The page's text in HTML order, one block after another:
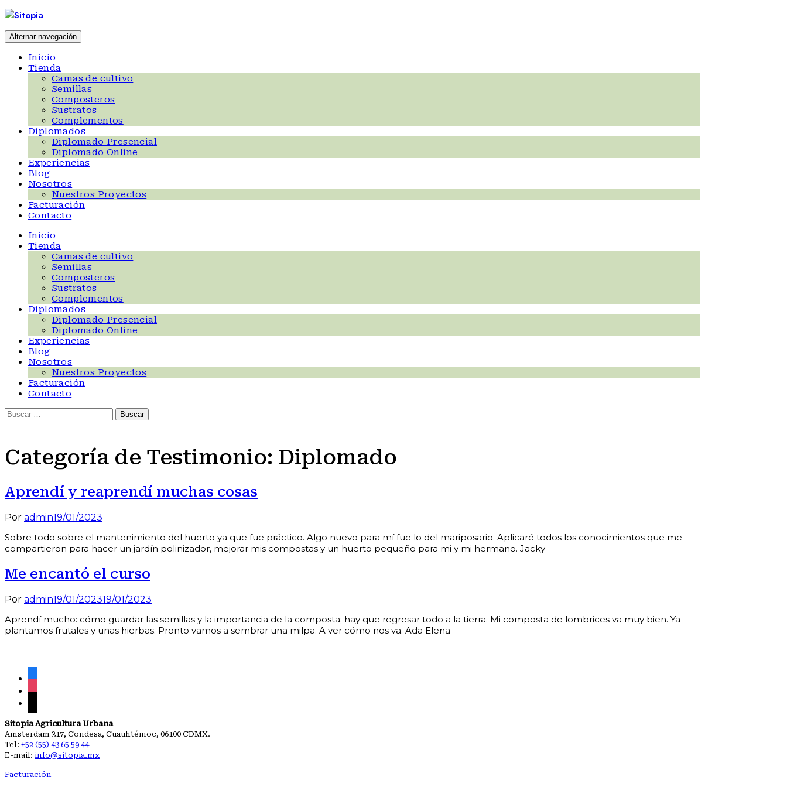
Ir
contenido
Alternar navegación
Inicio
Tienda
Camas de cultivo
Semillas
Composteros
Sustratos
Complementos
Diplomados
Diplomado Presencial
Diplomado Online
Experiencias
Blog
Nosotros
Nuestros Proyectos
Facturación
Contacto
Inicio
Tienda
Camas de cultivo
Semillas
Composteros
Sustratos
Complementos
Diplomados
Diplomado Presencial
Diplomado Online
Experiencias
Blog
Nosotros
Nuestros Proyectos
Facturación
Contacto
Buscar:
Categoría de Testimonio: Diplomado
Aprendí y reaprendí muchas cosas
Por admin19/01/2023
Sobre todo sobre el mantenimiento del huerto ya que fue práctico. Algo nuevo para mí fue lo del mariposario. Aplicaré todos los conocimientos que me
compartieron para hacer un jardín polinizador, mejorar mis compostas y un huerto pequeño para mi y mi hermano. Jacky
Me encantó el curso
Por admin19/01/202319/01/2023
Aprendí mucho: cómo guardar las semillas y la importancia de la composta; hay que regresar todo a la tierra. Mi composta de lombrices va muy bien. Ya
plantamos frutales y unas hierbas. Pronto vamos a sembrar una milpa. A ver cómo nos va. Ada Elena
Sitopia Agricultura Urbana
Amsterdam 317, Condesa, Cuauhtémoc, 06100 CDMX.
Tel: +52 (55) 43 65 59 44
E-mail: info@sitopia.mx
Facturación